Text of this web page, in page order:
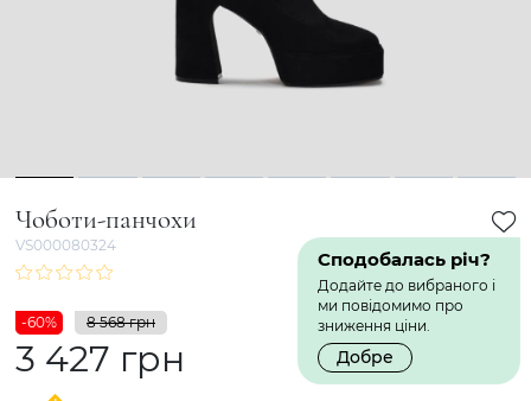
1 2 3 4 5 6 7 8
Чоботи-панчохи
VS000080324
Сподобалась річ?
Додайте до вибраного і
ми повідомимо про
зниження ціни.
Добре
-60% 8 568 грн
3 427 грн